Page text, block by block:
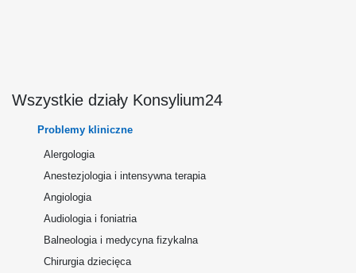
Wszystkie działy Konsylium24
Problemy kliniczne
Alergologia
Anestezjologia i intensywna terapia
Angiologia
Audiologia i foniatria
Balneologia i medycyna fizykalna
Chirurgia dziecięca